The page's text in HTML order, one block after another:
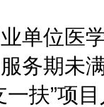
位医学
务期未
一扶”项